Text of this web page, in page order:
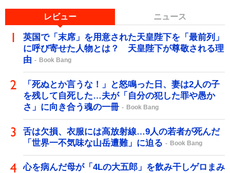
レビュー ニュース
英国で「末席」を用意された天皇陛下を「最前列」
に呼び寄せた人物とは？ 天皇陛下が尊敬される理
由
Book Bang
「死ぬとか言うな！」と怒鳴った日、妻は2人の子
を残して自死した…夫が「自分の犯した罪や愚か
さ」に向き合う魂の一冊
Book Bang
舌は欠損、衣服には高放射線…9人の若者が死んだ
「世界一不気味な山岳遭難」に迫る
Book Bang
心を病んだ母が「4Lの大五郎」を飲み干しゲロまみ